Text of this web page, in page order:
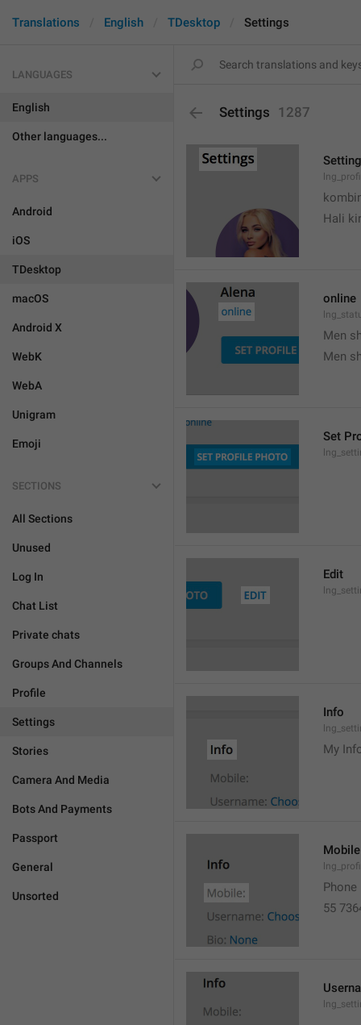
Translations English TDesktop Settings
LANGUAGES
English
Other languages...
APPS
Android
iOS
TDesktop
macOS
Android X
WebK
WebA
Unigram
Emoji
SECTIONS
All Sections
Unused
Log In
Chat List
Private chats
Groups And Channels
Profile
Settings
Stories
Camera And Media
Bots And Payments
Passport
General
Unsorted
Settings 1287
Hali
online
Men
Men
Set
Edit
Info
My
55